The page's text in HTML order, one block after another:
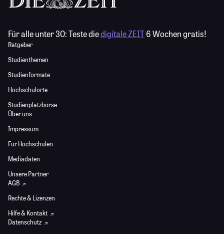
Für alle unter 30:Teste diedigitale ZEIT6 Wochen gratis!
Ratgeber
Studienthemen
Studienformate
Hochschulorte
Studienplatzbörse
Über uns
Impressum
Für Hochschulen
Mediadaten
Unsere Partner
AGB
Rechte & Lizenzen
Hilfe & Kontakt
Datenschutz